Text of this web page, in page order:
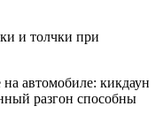
и толчки при
автомобиле: кикдаун
разгон способны